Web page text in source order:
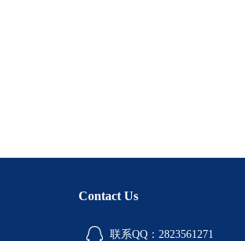
Contact Us
联系QQ：2823561271